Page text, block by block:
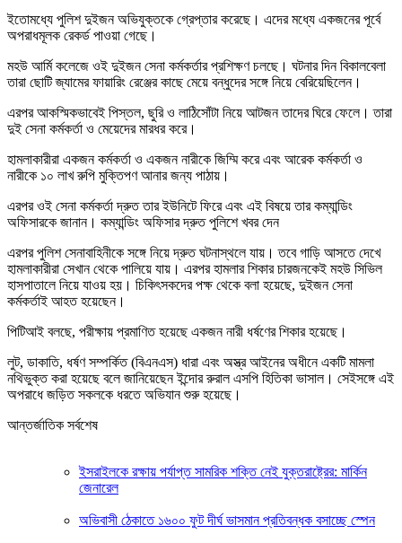
ইতোমধ্যে পুলিশ দুইজন অভিযুক্তকে গ্রেপ্তার করেছে। এদের মধ্যে একজনের পূর্বে
অপরাধমূলক রেকর্ড পাওয়া গেছে।
মহউ আর্মি কলেজে ওই দুইজন সেনা কর্মকর্তার প্রশিক্ষণ চলছে। ঘটনার দিন বিকালবেলা
তারা ছোটি জ্যামের ফায়ারিং রেঞ্জের কাছে মেয়ে বন্ধুদের সঙ্গে নিয়ে বেরিয়েছিলেন।
এরপর আকস্মিকভাবেই পিস্তল, ছুরি ও লাঠিসোঁটা নিয়ে আটজন তাদের ঘিরে ফেলে। তারা
দুই সেনা কর্মকর্তা ও মেয়েদের মারধর করে।
হামলাকারীরা একজন কর্মকর্তা ও একজন নারীকে জিম্মি করে এবং আরেক কর্মকর্তা ও
নারীকে ১০ লাখ রুপি মুক্তিপণ আনার জন্য পাঠায়।
এরপর ওই সেনা কর্মকর্তা দ্রুত তার ইউনিটে ফিরে এবং এই বিষয়ে তার কম্যান্ডিং
অফিসারকে জানান। কম্যান্ডিং অফিসার দ্রুত পুলিশে খবর দেন
এরপর পুলিশ সেনাবাহিনীকে সঙ্গে নিয়ে দ্রুত ঘটনাস্থলে যায়। তবে গাড়ি আসতে দেখে
হামলাকারীরা সেখান থেকে পালিয়ে যায়। এরপর হামলার শিকার চারজনকেই মহউ সিভিল
হাসপাতালে নিয়ে যাওয় হয়। চিকিৎসকদের পক্ষ থেকে বলা হয়েছে, দুইজন সেনা
কর্মকর্তাই আহত হয়েছেন।
পিটিআই বলছে, পরীক্ষায় প্রমাণিত হয়েছে একজন নারী ধর্ষণের শিকার হয়েছে।
লুট, ডাকাতি, ধর্ষণ সম্পর্কিত (বিএনএস) ধারা এবং অস্ত্র আইনের অধীনে একটি মামলা
নথিভুক্ত করা হয়েছে বলে জানিয়েছেন ইন্দোর রুরাল এসপি হিতিকা ভাসাল। সেইসঙ্গে এই
অপরাধে জড়িত সকলকে ধরতে অভিযান শুরু হয়েছে।
আন্তর্জাতিক সর্বশেষ
ইসরাইলকে রক্ষায় পর্যাপ্ত সামরিক শক্তি নেই যুক্তরাষ্ট্রের: মার্কিন
জেনারেল
অভিবাসী ঠেকাতে ১৬০০ ফুট দীর্ঘ ভাসমান প্রতিবন্ধক বসাচ্ছে স্পেন